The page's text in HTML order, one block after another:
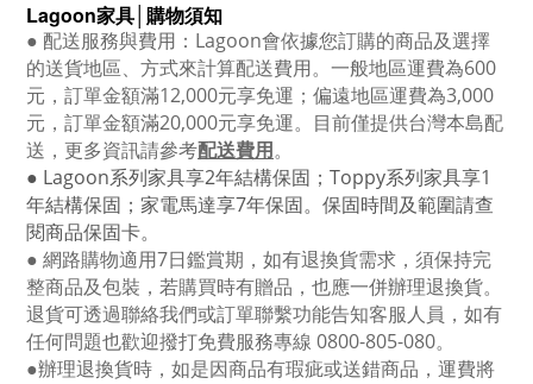
Lagoon家具│購物須知
● 配送服務與費用： Lagoon會依據您訂購的商品及選擇
的送貨地區、方式來計算配送費用。一般地區運費為600
元，訂單金額滿12,000元享免運；偏遠地區運費為3,000
元，訂單金額滿20,000元享免運。目前僅提供台灣本島配
送，更多資訊請參考配送費用。
● Lagoon系列家具享2年結構保固； Toppy系列家具享1
年結構保固；家電馬達享7年保固。保固時間及範圍請查
閱商品保固卡。
● 網路購物適用7日鑑賞期，如有退換貨需求，須保持完
整商品及包裝，若購買時有贈品，也應一併辦理退換貨。
退貨可透過聯絡我們或訂單聯繫功能告知客服人員，如有
任何問題也歡迎撥打免費服務專線 0800-805-080。
●辦理退換貨時，如是因商品有瑕疵或送錯商品，運費將